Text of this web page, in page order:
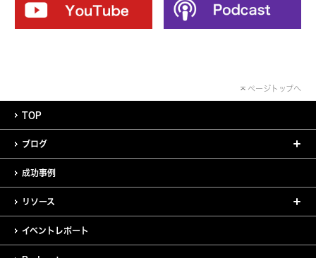
ページトップへ
TOP
ブログ
成功事例
リソース
イベントレポート